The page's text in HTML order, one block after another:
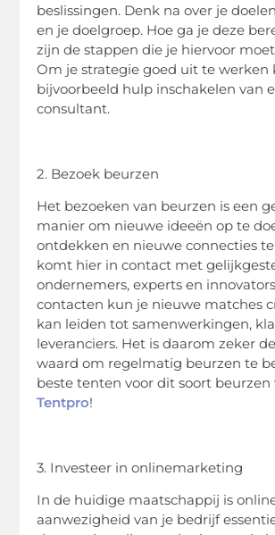
beslissingen. Denk na over je
en je doelgroep. Hoe ga je deze
zijn de stappen die je hiervoor
Om je strategie goed uit te werken
bijvoorbeeld hulp inschakelen van
consultant.
2. Bezoek beurzen
Het bezoeken van beurzen is een
manier om nieuwe ideeën op te
ontdekken en nieuwe connecties
komt hier in contact met
ondernemers, experts en
contacten kun je nieuwe matches
kan leiden tot samenwerkingen,
leveranciers. Het is daarom zeker
waard om regelmatig beurzen te
beste tenten voor dit soort beurzen
Tentpro!
3. Investeer in onlinemarketing
In de huidige maatschappij is
aanwezigheid van je bedrijf